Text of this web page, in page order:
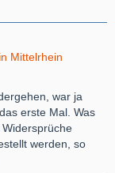
Mittelrhein
war ja
erste Mal. Was
werden, so